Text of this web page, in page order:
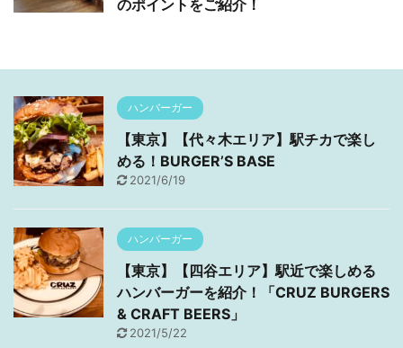
のポイントをご紹介！
ハンバーガー
【東京】【代々木エリア】駅チカで楽し
める！BURGER’S BASE
2021/6/19
ハンバーガー
【東京】【四谷エリア】駅近で楽しめる
ハンバーガーを紹介！「CRUZ BURGERS
& CRAFT BEERS」
2021/5/22